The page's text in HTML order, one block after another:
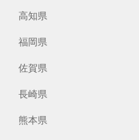
高知県
福岡県
佐賀県
長崎県
熊本県